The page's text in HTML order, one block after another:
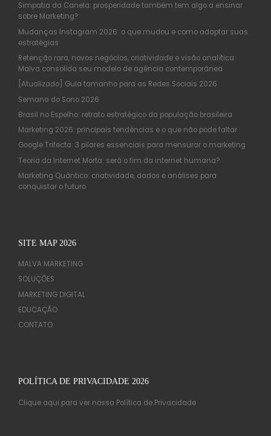
Simpatia da Canela: prosperidade também tem algo a ensinar
sobre Marketing?
Mudanças Instagram 2026: o que mudou e como adaptar suas
estratégias
Retenção rara, novos negócios, criatividade e visão analítica:
Malva consolida seu modelo de agência contemporânea
[Atualizado] Guia tamanho para as Redes Sociais 2026
Semana do Sono 2026
Brasil no Espelho: retrato estratégico da população brasileira
Marketing 2026: principais tendências e o que não pode faltar
Google Trifecta: 3 pilares essenciais para mensurar o marketing
Teoria da Internet Morta: será o fim da internet humana?
Marketing Quântico: criatividade, dados e análises para
conquistar o futuro
SITE MAP 2026
MALVA MARKETING
SOLUÇÕES
MARKETING DIGITAL
EDUCAÇÃO
CONTATO
POLÍTICA DE PRIVACIDADE 2026
Clique aqui para ver nossa Política de Privacidade